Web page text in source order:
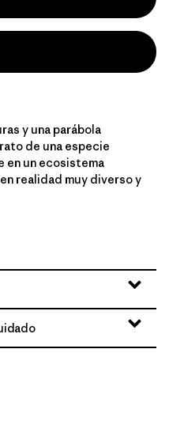
y una parábola
de una especie
en un ecosistema
realidad muy diverso y